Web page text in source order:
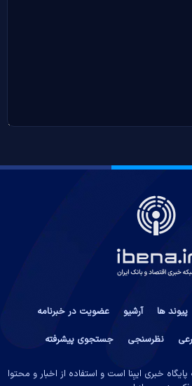
پیوند ها آرشیو
عضویت در خبرنامه
نظرسنجی جستجوی پیشرفته
خبری ایبِنا است و استفاده از اخبار و محتوا